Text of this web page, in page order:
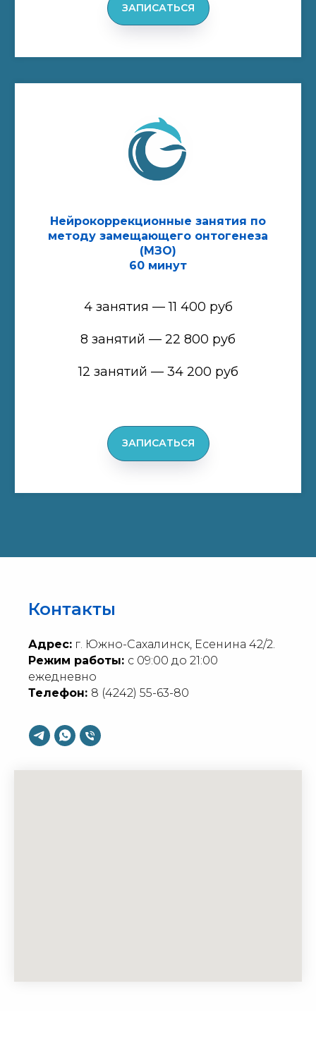
ЗАПИСАТЬСЯ
Нейрокоррекционные занятия по
методу замещающего онтогенеза
(МЗО)
60 минут
4 занятия — 11 400 руб
8 занятий — 22 800 руб
12 занятий — 34 200 руб
ЗАПИСАТЬСЯ
Контакты
Адрес: г. Южно-Сахалинск, Есенина 42/2.
Режим работы: с 09:00 до 21:00
ежедневно
Телефон: 8 (4242) 55-63-80